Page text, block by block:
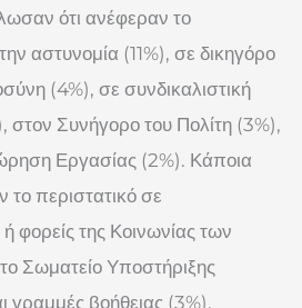
ότι ανέφεραν το
αστυνομία (11%), σε δικηγόρο
(4%), σε συνδικαλιστική
Συνήγορο του Πολίτη (3%),
Εργασίας (2%). Κάποια
περιστατικό σε
φορείς της Κοινωνίας των
Σωματείο Υποστήριξης
γραμμές βοήθειας (3%).